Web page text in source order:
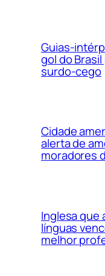
Guias-
gol do
surdo-cego
Cidade
alerta de
moradores
Inglesa que
línguas
melhor